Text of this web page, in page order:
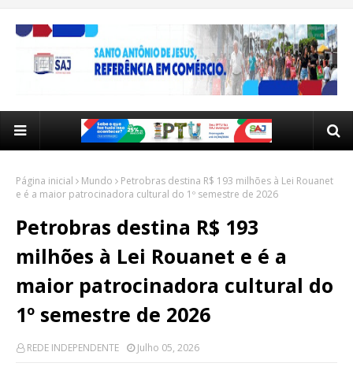
Página inicial Mundo
Petrobras destina R$ 193 milhões à Lei Rouanet
e é a maior patrocinadora cultural do 1º semestre de 2026
Petrobras destina R$ 193
milhões à Lei Rouanet e é a
maior patrocinadora cultural do
1º semestre de 2026
REDE INDEPENDENTE Julho 05, 2026